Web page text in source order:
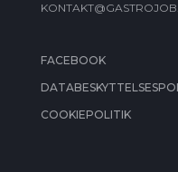
FACEBOOK
COOKIEPOLITIK